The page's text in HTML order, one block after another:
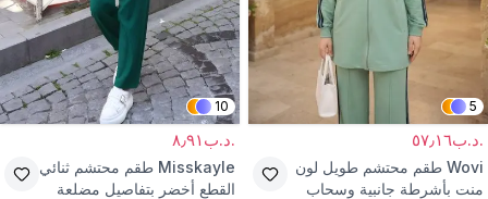
5
.د.ب٥٧٫١٦
Wovi طقم محتشم طويل لون
منت بأشرطة جانبية وسحاب
10
.د.ب٨٫٩١
Misskayle طقم محتشم ثنائي
القطع أخضر بتفاصيل مضلعة